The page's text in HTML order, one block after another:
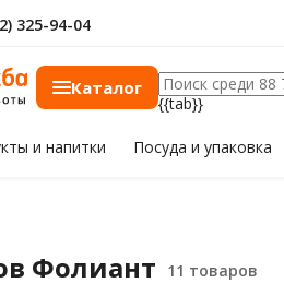
325-94-04
Каталог
{{tab}}
и напитки Посуда и упаковка
Фолиант